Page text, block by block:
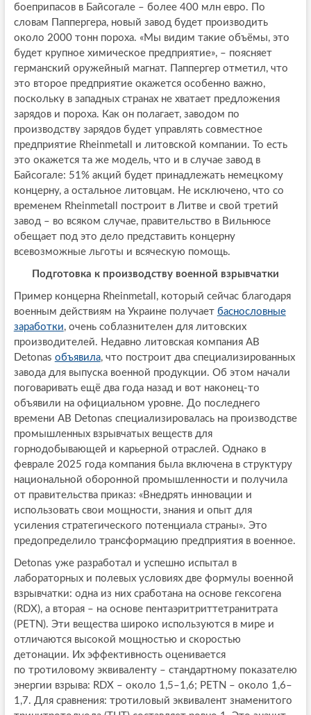
боеприпасов в Байсогале – более 400 млн евро. По
словам Паппергера, новый завод будет производить
около 2000 тонн пороха. «Мы видим такие объёмы, это
будет крупное химическое предприятие», – поясняет
германский оружейный магнат. Паппергер отметил, что
это второе предприятие окажется особенно важно,
поскольку в западных странах не хватает предложения
зарядов и пороха. Как он полагает, заводом по
производству зарядов будет управлять совместное
предприятие Rheinmetall и литовской компании. То есть
это окажется та же модель, что и в случае завод в
Байсогале: 51% акций будет принадлежать немецкому
концерну, а остальное литовцам. Не исключено, что со
временем Rheinmetall построит в Литве и свой третий
завод – во всяком случае, правительство в Вильнюсе
обещает под это дело представить концерну
всевозможные льготы и всяческую помощь.
Подготовка к производству военной взрывчатки
Пример концерна Rheinmetall, который сейчас благодаря
военным действиям на Украине получает баснословные
заработки, очень соблазнителен для литовских
производителей. Недавно литовская компания AB
Detonas объявила, что построит два специализированных
завода для выпуска военной продукции. Об этом начали
поговаривать ещё два года назад и вот наконец-то
объявили на официальном уровне. До последнего
времени AB Detonas специализировалась на производстве
промышленных взрывчатых веществ для
горнодобывающей и карьерной отраслей. Однако в
феврале 2025 года компания была включена в структуру
национальной оборонной промышленности и получила
от правительства приказ: «Внедрять инновации и
использовать свои мощности, знания и опыт для
усиления стратегического потенциала страны». Это
предопределило трансформацию предприятия в военное.
Detonas уже разработал и успешно испытал в
лабораторных и полевых условиях две формулы военной
взрывчатки: одна из них сработана на основе гексогена
(RDX), а вторая – на основе пентаэритриттетранитрата
(PETN). Эти вещества широко используются в мире и
отличаются высокой мощностью и скоростью
детонации. Их эффективность оценивается
по тротиловому эквиваленту – стандартному показателю
энергии взрыва: RDX – около 1,5–1,6; PETN – около 1,6–
1,7. Для сравнения: тротиловый эквивалент знаменитого